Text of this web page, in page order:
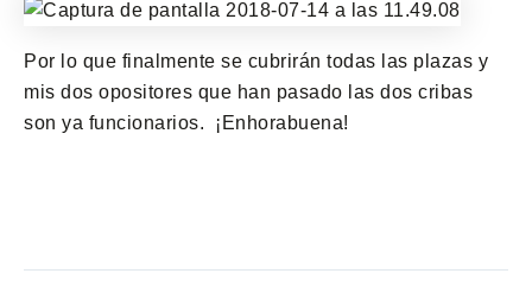
Por lo que finalmente se cubrirán todas las plazas y
mis dos opositores que han pasado las dos cribas
son ya funcionarios. ¡Enhorabuena!